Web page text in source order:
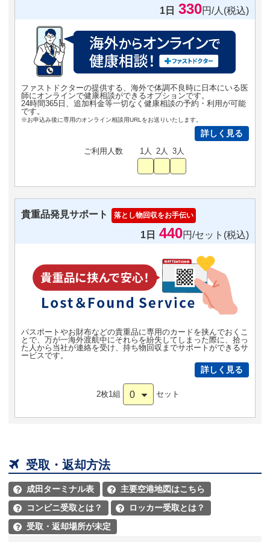
1日 330円/人(税込)
ファストドクターの提供する、海外で体調不良時に日本にいる医
師にオンラインで健康相談ができるオプションです。
24時間365日、追加料金等一切なく健康相談の予約・利用が可能
です。
※お申込み後に専用のオンライン相談用URLをお送りいたします。
詳しく見る
ご利用人数 1人 2人 3人
貴重品発見サポート 落とし物回収をお手伝い
1日 440円/セット(税込)
パスポートやお財布などの貴重品に専用のカードを挟んでおくこ
とで、万が一海外渡航中にそれらを紛失してしまった際に、拾っ
た人から当社が連絡を受け、持ち物回収までサポートができるサ
ービスです。
詳しく見る
2枚1組 0 セット
 受取・返却方法
 成田ターミナル表  主要空港地図はこちら
 コンビニ受取とは？  ロッカー受取とは？
 受取・返却場所が未定